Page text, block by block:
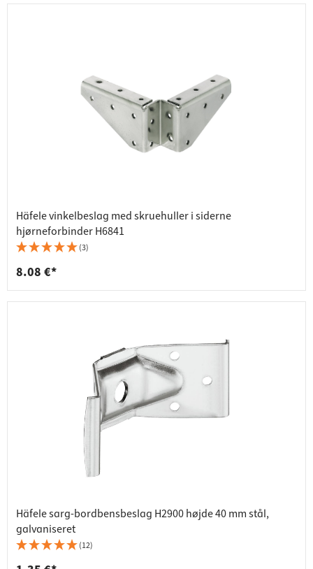
Häfele vinkelbeslag med skruehuller i siderne
hjørneforbinder H6841
(3)
8.08 €*
Häfele sarg-bordbensbeslag H2900 højde 40 mm stål,
galvaniseret
(12)